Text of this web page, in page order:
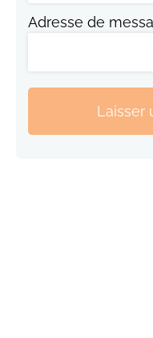
Adresse de
Laisser